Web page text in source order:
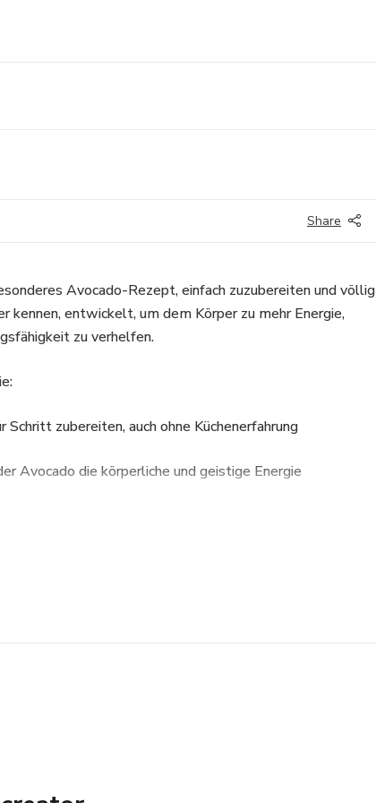
Share
Avocado-Rezept, einfach zuzubereiten und völlig
kennen, entwickelt, um dem Körper zu mehr Energie,
zu verhelfen.
zubereiten, auch ohne Küchenerfahrung
Avocado die körperliche und geistige Energie